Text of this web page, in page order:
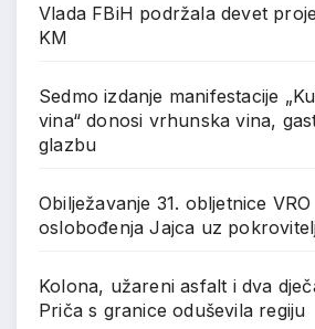
Vlada FBiH podržala devet
KM
Sedmo izdanje manifestacije
vina“ donosi vrhunska vina,
glazbu
Obilježavanje 31. obljetnice
oslobođenja Jajca uz
Kolona, užareni asfalt i dva
Priča s granice oduševila regiju